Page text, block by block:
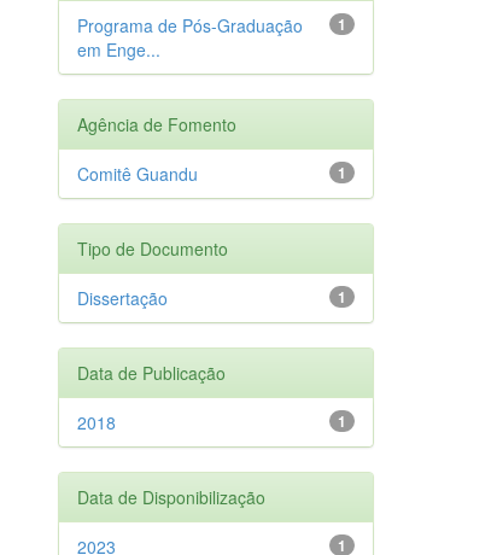
1
Programa de Pós-Graduação
em Enge...
Agência de Fomento
1
Comitê Guandu
Tipo de Documento
1
Dissertação
Data de Publicação
1
2018
Data de Disponibilização
1
2023